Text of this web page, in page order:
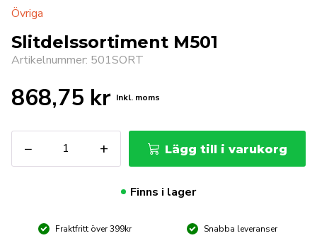
Övriga
Slitdelssortiment M501
Artikelnummer: 501SORT
868,75 kr Inkl. moms
−
M501
mängd
+ Lägg till i varukorg
Finns i lager
Fraktfritt över 399kr
Snabba leveranser